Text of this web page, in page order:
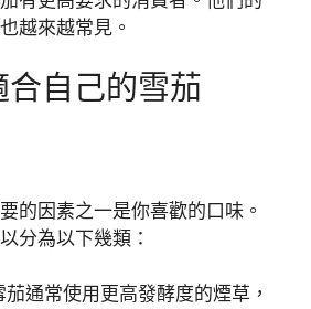
越來越常見。
自己的雪茄
的因素之一是你喜歡的口味。
分為以下幾類：
茄通常使用更高發酵度的煙草，